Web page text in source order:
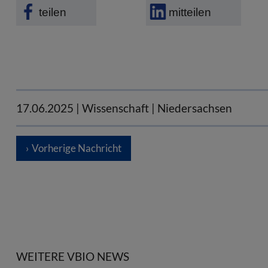
teilen mitteilen
17.06.2025 | Wissenschaft | Niedersachsen
Vorherige Nachricht
WEITERE VBIO NEWS